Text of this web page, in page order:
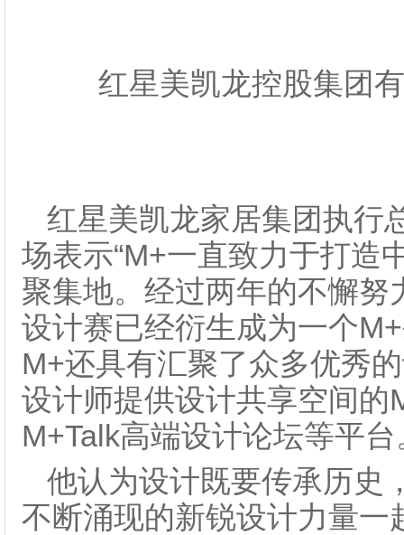
红星美凯龙控股集团
红星美凯龙家居集团执行
场表示“M+一直致力于打造
聚集地。经过两年的不懈
设计赛已经衍生成为一个
M+还具有汇聚了众多优秀
设计师提供设计共享空间
M+Talk高端设计论坛等平台
他认为设计既要传承历史
不断涌现的新锐设计力量